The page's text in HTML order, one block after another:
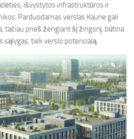
išvystytos infrastruktūros ir
Parduodamas verslas Kaune gali
tačiau prieš žengiant šį žingsnį, būtina
sąlygas, tiek verslo potencialą.